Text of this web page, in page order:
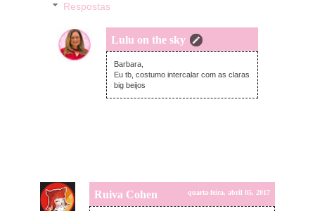
Respostas
Lulu on the sky
quarta-feira, abril 05, 2017
Barbara,
Eu tb, costumo intercalar com as claras
big beijos
Ruiva Cohen quarta-feira, abril 05, 2017